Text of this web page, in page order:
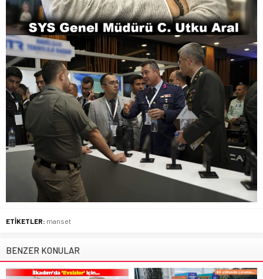
ETİKETLER: manset
BENZER KONULAR